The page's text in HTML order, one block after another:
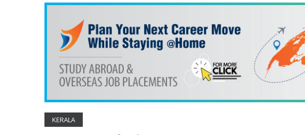
TECH & AUTO
ARTS & LITERATURE
KERALA